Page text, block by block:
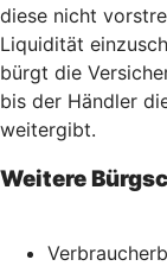
diese nicht
Liquidität
bürgt die
bis der Händler
weitergibt.
Weitere